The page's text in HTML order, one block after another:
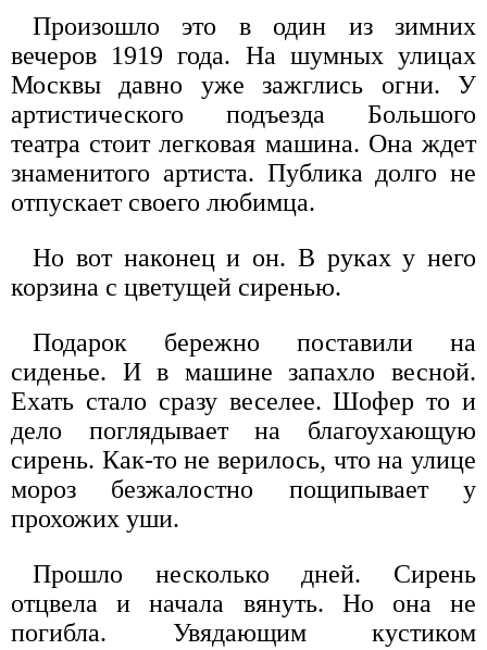
Произошло это в один из зимних
вечеров 1919 года. На шумных улицах
Москвы давно уже зажглись огни. У
артистического подъезда Большого
театра стоит легковая машина. Она ждет
знаменитого артиста. Публика долго не
отпускает своего любимца.
Но вот наконец и он. В руках у него
корзина с цветущей сиренью.
Подарок бережно поставили на
сиденье. И в машине запахло весной.
Ехать стало сразу веселее. Шофер то и
дело поглядывает на благоухающую
сирень. Как-то не верилось, что на улице
мороз безжалостно пощипывает у
прохожих уши.
Прошло несколько дней. Сирень
отцвела и начала вянуть. Но она не
погибла. Увядающим кустиком